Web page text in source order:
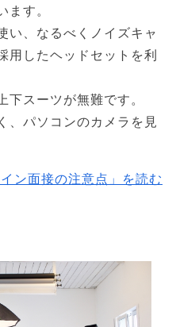
ます。
い、なるべくノイズキャ
用したヘッドセットを利
下スーツが無難です。
、パソコンのカメラを見
イン面接の注意点」を読む